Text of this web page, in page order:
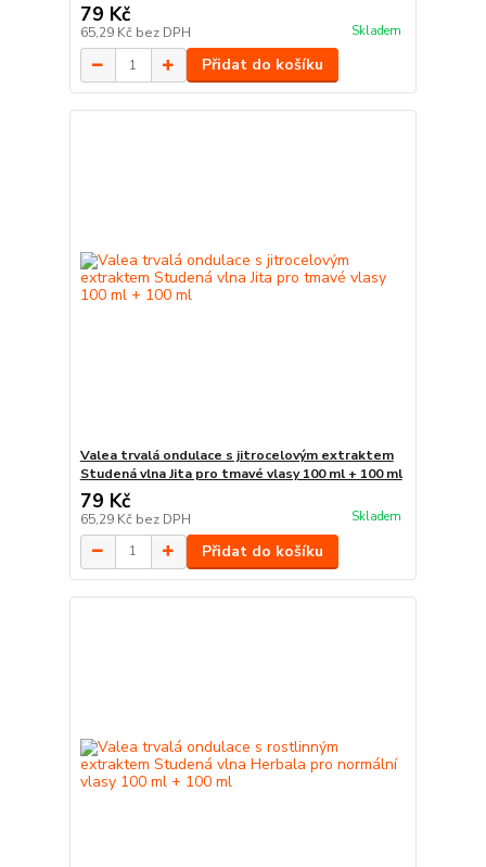
79 Kč
65,29 Kč bez DPH Skladem
Přidat do košíku
Valea trvalá ondulace s jitrocelovým extraktem
Studená vlna Jita pro tmavé vlasy 100 ml + 100 ml
79 Kč
65,29 Kč bez DPH Skladem
Přidat do košíku